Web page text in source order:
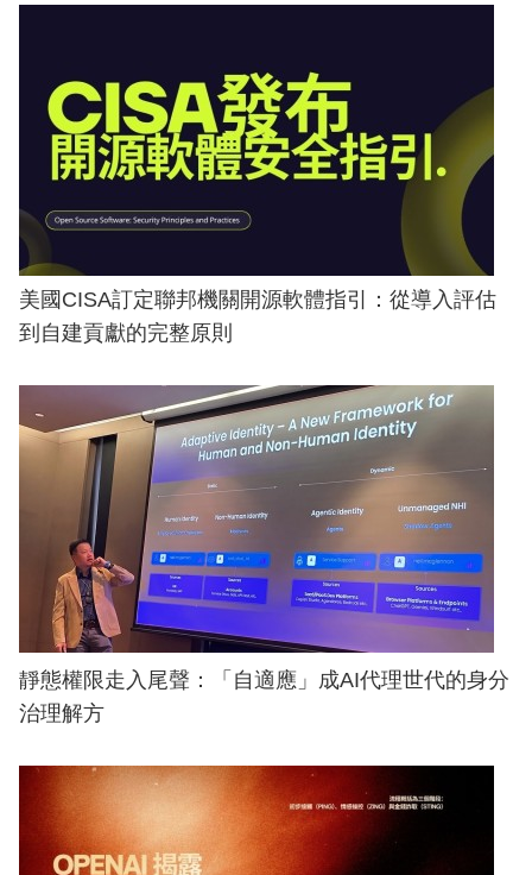
美國CISA訂定聯邦機關開源軟體指引：從導入評估
到自建貢獻的完整原則
靜態權限走入尾聲：「自適應」成AI代理世代的身分
治理解方